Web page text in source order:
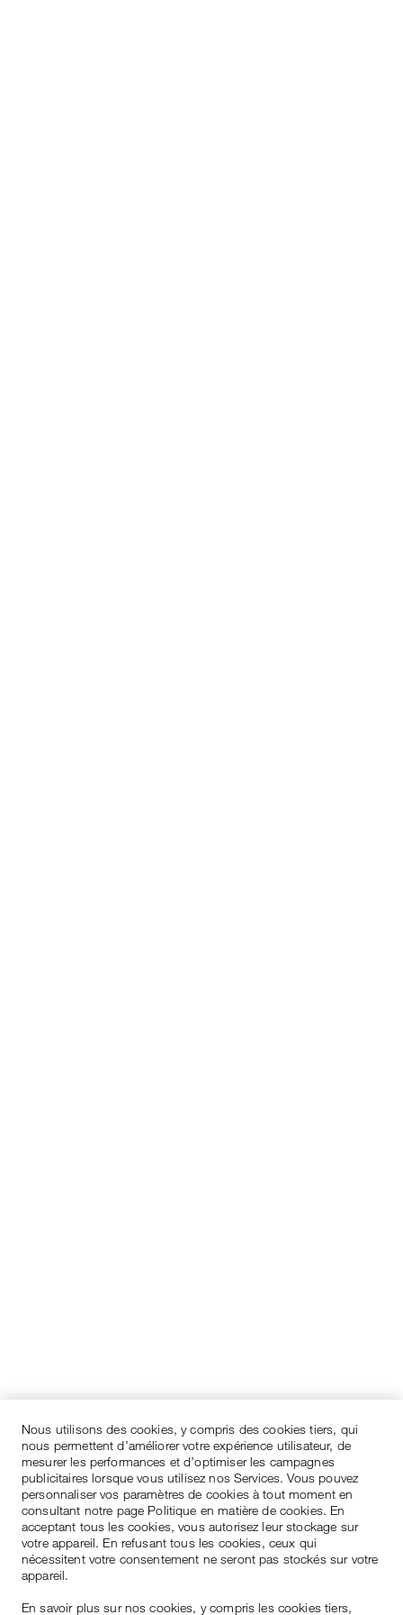
Nous utilisons des cookies, y compris des cookies tiers, qui
nous permettent d’améliorer votre expérience utilisateur, de
mesurer les performances et d’optimiser les campagnes
publicitaires lorsque vous utilisez nos Services. Vous pouvez
personnaliser vos paramètres de cookies à tout moment en
consultant notre page Politique en matière de cookies. En
acceptant tous les cookies, vous autorisez leur stockage sur
votre appareil. En refusant tous les cookies, ceux qui
nécessitent votre consentement ne seront pas stockés sur votre
appareil.
En savoir plus sur nos cookies, y compris les cookies tiers,